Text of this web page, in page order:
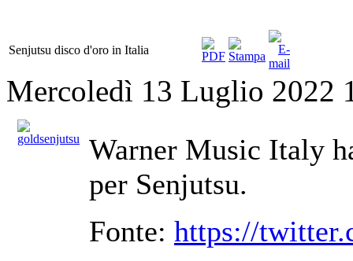
Senjutsu disco d'oro in Italia
Mercoledì 13 Luglio 2022
Warner Music Italy
per Senjutsu.
Fonte: https://